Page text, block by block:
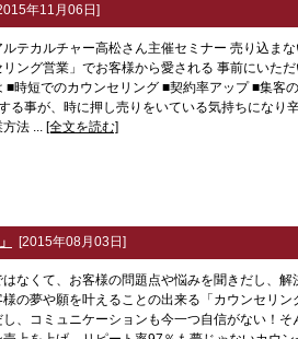
年11月06日]
テカルチャー高松さん主催セミナー 売り込ま
ング営業」でお客様から愛される 事前にいた
■時短でのカウンセリング ■契約率アップ ■集客
る事が、時に押し売りをいている気持ちになり
法 ... [全文を読む]
[2015年08月03日]
なくて、お客様の問題点や悩みを聞きだし、解
の夢や願を叶えることの出来る「カウンセリン
し、コミュニケーションも今一つ自信がない！そ